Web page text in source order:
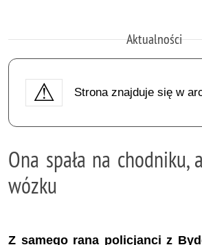
Aktualności
Strona znajduje się w
Ona spała na chodniku,
wózku
Z samego rana policjanci z